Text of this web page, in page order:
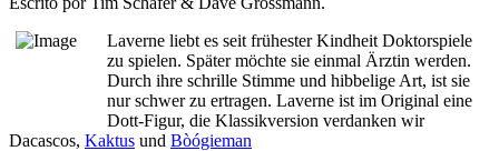
Laverne liebt es seit frühester Kindheit Doktorspiele
zu spielen. Später möchte sie einmal Ärztin werden.
Durch ihre schrille Stimme und hibbelige Art, ist sie
nur schwer zu ertragen. Laverne ist im Original eine
Dott-Figur, die Klassikversion verdanken wir
Dacascos, Kaktus und Bòógieman